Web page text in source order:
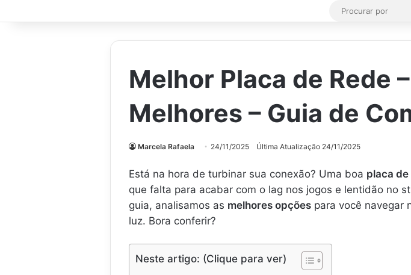
Melhor Placa de Rede
Melhores – Guia de
Marcela Rafaela 24/11/2025 Última Atualização 24/11/2025
Está na hora de turbinar sua conexão? Uma boa placa
que falta para acabar com o lag nos jogos e lentidão no
guia, analisamos as melhores opções para você navegar
luz. Bora conferir?
Neste artigo: (Clique para ver)